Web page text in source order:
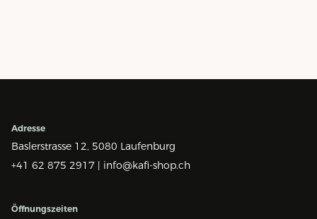
Adresse
Baslerstrasse 12, 5080 Laufenburg
+41 62 875 2917 |
info@kafi-shop.ch
Öffnungszeiten